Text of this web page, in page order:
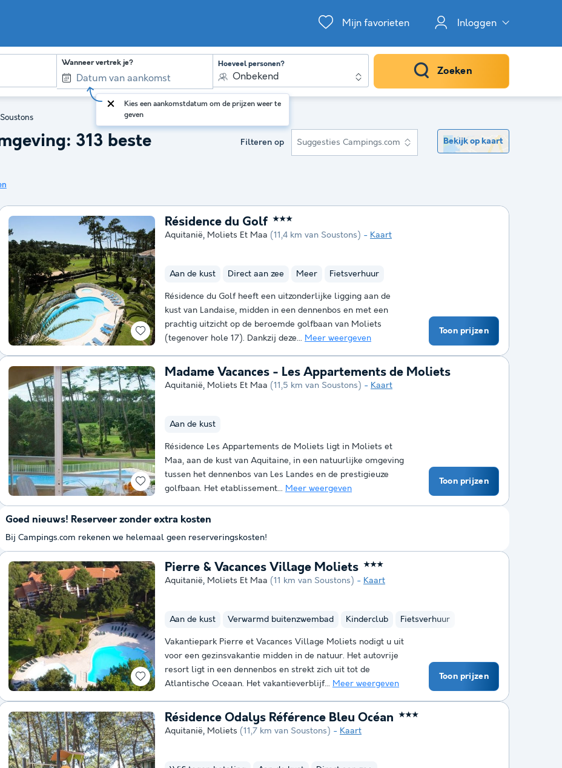
Mijn favorieten Inloggen
Wanneer vertrek je?
Kies een aankomstdatum om de prijzen weer te
geven
Hoeveel personen?
Onbekend Zoeken
Soustons
313 beste
Filteren op Suggesties Campings.com Bekijk op kaart
Résidence du Golf ★★★
Aquitanië, Moliets Et Maa (11,4 km van Soustons) Kaart
Aan de kust Direct aan zee Meer Fietsverhuur
Résidence du Golf heeft een uitzonderlijke ligging aan de
kust van Landaise, midden in een dennenbos en met een
prachtig uitzicht op de beroemde golfbaan van Moliets
(tegenover hole 17). Dankzij deze... Meer weergeven
Toon prijzen
Madame Vacances - Les Appartements de Moliets
Aquitanië, Moliets Et Maa (11,5 km van Soustons) Kaart
Aan de kust
Résidence Les Appartements de Moliets ligt in Moliets et
Maa, aan de kust van Aquitaine, in een natuurlijke omgeving
tussen het dennenbos van Les Landes en de prestigieuze
golfbaan. Het etablissement... Meer weergeven
Toon prijzen
Pierre & Vacances Village Moliets ★★★
Aquitanië, Moliets Et Maa (11 km van Soustons) Kaart
Aan de kust Verwarmd buitenzwembad Kinderclub Fietsverhuur
Vakantiepark Pierre et Vacances Village Moliets nodigt u uit
voor een gezinsvakantie midden in de natuur. Het autovrije
resort ligt in een dennenbos en strekt zich uit tot de
Atlantische Oceaan. Het vakantieverblijf... Meer weergeven
Toon prijzen
Résidence Odalys Référence Bleu Océan ★★★
Aquitanië, Moliets (11,7 km van Soustons) Kaart
Goed nieuws! Reserveer zonder extra kosten
Bij Campings.com rekenen we helemaal geen reserveringskosten!